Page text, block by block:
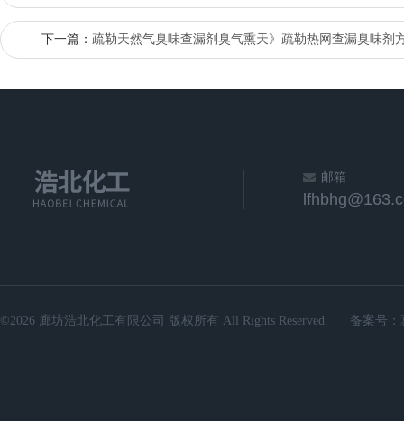
下一篇： 疏勒天然气臭味查漏剂臭气熏天》疏勒热网查漏臭味剂
邮箱
©2026 廊坊浩北化工有限公司 版权所有 All Rights Reserved. 备案号：